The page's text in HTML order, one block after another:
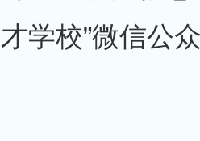
学校”微信公